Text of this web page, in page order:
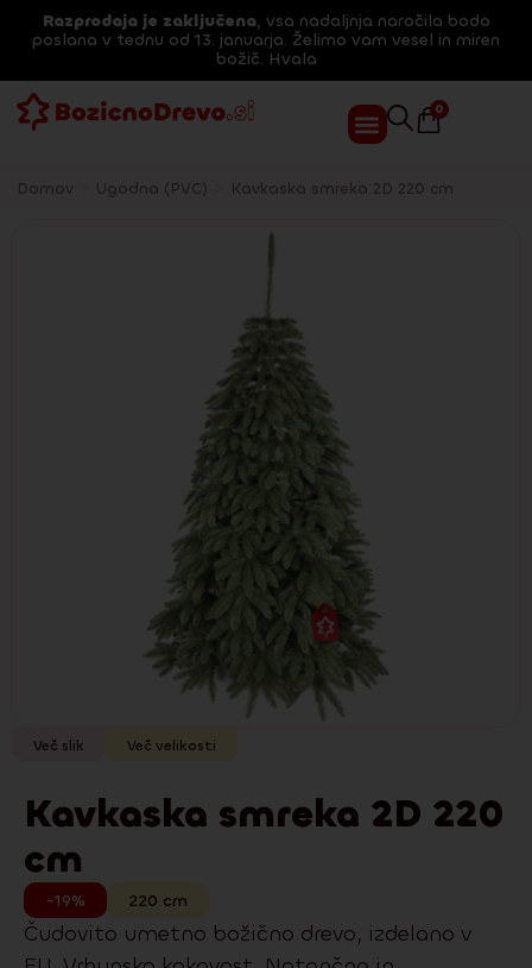
Razprodaja je zaključena, vsa nadaljnja naročila bodo
poslana v tednu od 13. januarja. Želimo vam vesel in miren
božič. Hvala
0
Domov Ugodna (PVC) Kavkaska smreka 2D 220 cm
Več slik Več velikosti
Kavkaska smreka 2D 220
cm
-19% 220 cm
Čudovito umetno božično drevo, izdelano v